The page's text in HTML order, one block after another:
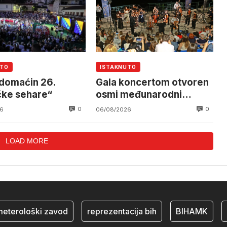
26.
sehare“
0
ISTAKNUTO
Gala koncertom otvoren
osmi međunarodni
festival
06/08/2026 0
LOAD MORE
zavod reprezentacija bih BIHAMK